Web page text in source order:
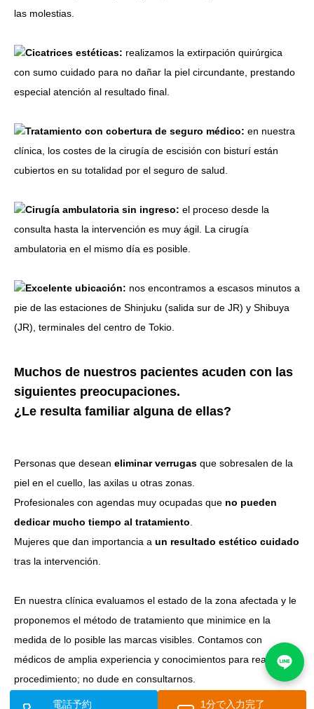
las molestias.
Cicatrices estéticas: realizamos la extirpación quirúrgica
con sumo cuidado para no dañar la piel circundante, prestando
especial atención al resultado final.
Tratamiento con cobertura de seguro médico: en nuestra
clínica, los costes de la cirugía de escisión con bisturí están
cubiertos en su totalidad por el seguro de salud.
Cirugía ambulatoria sin ingreso: el proceso desde la
consulta hasta la intervención es muy ágil. La cirugía
ambulatoria en el mismo día es posible.
Excelente ubicación: nos encontramos a escasos minutos a
pie de las estaciones de Shinjuku (salida sur de JR) y Shibuya
(JR), terminales del centro de Tokio.
Muchos de nuestros pacientes acuden con las
siguientes preocupaciones.
¿Le resulta familiar alguna de ellas?
Personas que desean eliminar verrugas que sobresalen de la
piel en el cuello, las axilas u otras zonas.
Profesionales con agendas muy ocupadas que no pueden
dedicar mucho tiempo al tratamiento
Mujeres que dan importancia a un resultado estético cuidado
tras la intervención.
En nuestra clínica evaluamos el estado de la zona afectada y le
proponemos el método de tratamiento que minimice en la
medida de lo posible las marcas visibles. Contamos con
médicos de amplia experiencia y conocimientos para realizar el
procedimiento; no dude en consultarnos.
電話予約 1分で入力完了